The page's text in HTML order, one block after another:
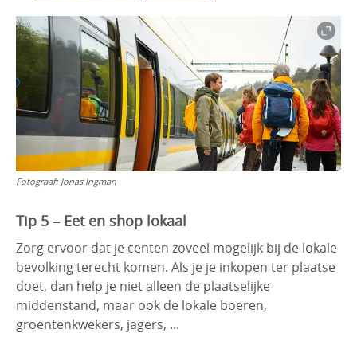
Fotograaf: Jonas Ingman
Tip 5 – Eet en shop lokaal
Zorg ervoor dat je centen zoveel mogelijk bij de lokale
bevolking terecht komen. Als je je inkopen ter plaatse
doet, dan help je niet alleen de plaatselijke
middenstand, maar ook de lokale boeren,
groentenkwekers, jagers, ...